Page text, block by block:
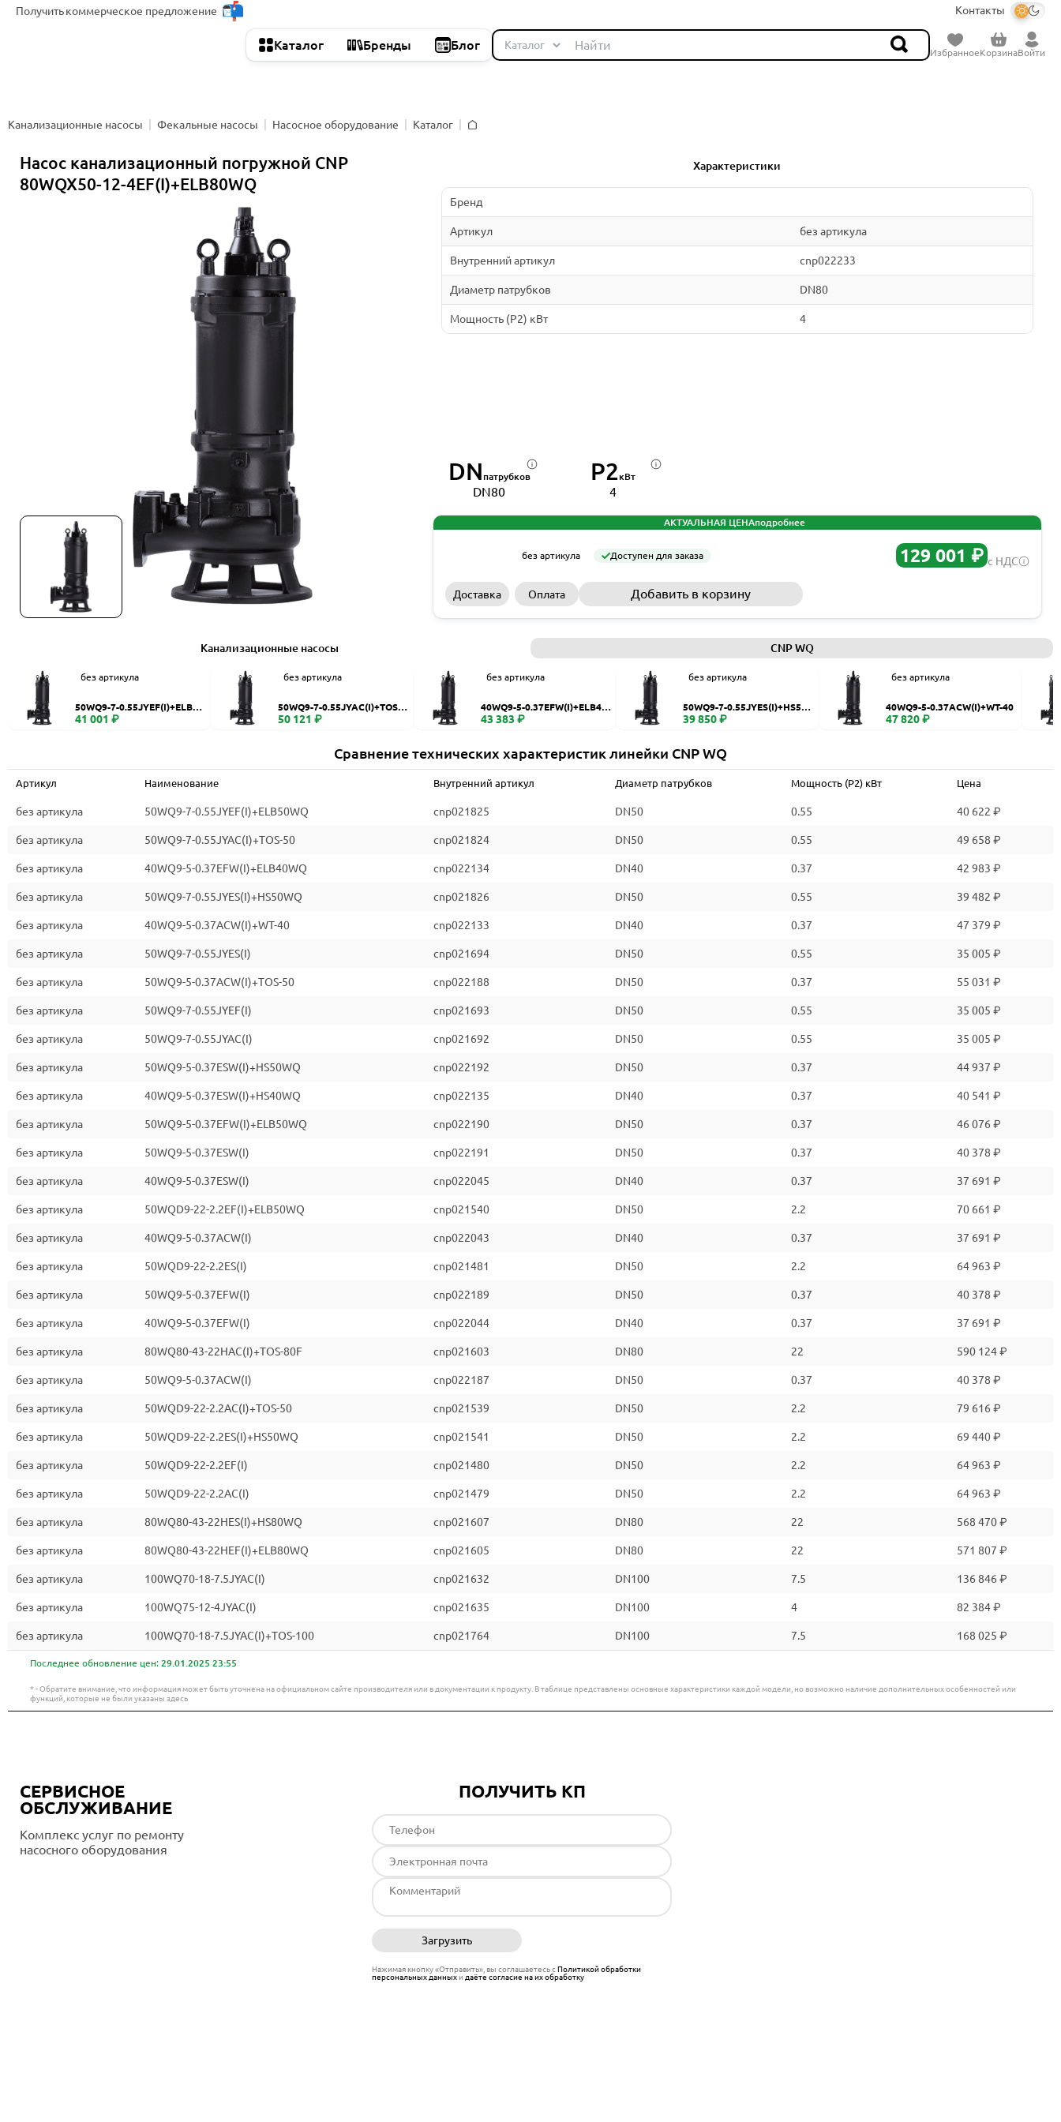
Получитькоммерческое предложение Контакты
Каталог Бренды Блог
ИзбранноеКорзинаВойти
Канализационные насосы Фекальные насосы Насосное оборудование
Каталог
Насос канализационный погружной CNP
80WQX50-12-4EF(I)+ELB80WQ
Характеристики
Бренд
Артикул без артикула
Внутренний артикул cnp022233
Диаметр патрубков DN80
Мощность (P2) кВт 4
DN патрубков
DN80
P2кВт
4
АКТУАЛЬНАЯ ЦЕНАподробнее
без артикула Доступен для заказа 129 001 ₽ с НДС
Доставка Оплата Добавить в корзину
Канализационные насосы CNP WQ
без артикула
50WQ9-7-0.55JYEF(I)+ELB50
WQ
41 001 ₽
без артикула
50WQ9-7-0.55JYAC(I)+TOS-5
0
50 121 ₽
без артикула
40WQ9-5-0.37EFW(I)+ELB40
WQ
43 383 ₽
без артикула
50WQ9-7-0.55JYES(I)+HS50
WQ
39 850 ₽
без артикула
40WQ9-5-0.37ACW(I)+WT-40
47 820 ₽
Сравнение технических характеристик линейки CNP WQ
Артикул Наименование Внутренний артикул Диаметр патрубков Мощность (P2) кВт Цена
без артикула 50WQ9-7-0.55JYEF(I)+ELB50WQ cnp021825 DN50 0.55 40 622 ₽
без артикула 50WQ9-7-0.55JYAC(I)+TOS-50 cnp021824 DN50 0.55 49 658 ₽
без артикула 40WQ9-5-0.37EFW(I)+ELB40WQ cnp022134 DN40 0.37 42 983 ₽
без артикула 50WQ9-7-0.55JYES(I)+HS50WQ cnp021826 DN50 0.55 39 482 ₽
без артикула 40WQ9-5-0.37ACW(I)+WT-40 cnp022133 DN40 0.37 47 379 ₽
без артикула 50WQ9-7-0.55JYES(I) cnp021694 DN50 0.55 35 005 ₽
без артикула 50WQ9-5-0.37ACW(I)+TOS-50 cnp022188 DN50 0.37 55 031 ₽
без артикула 50WQ9-7-0.55JYEF(I) cnp021693 DN50 0.55 35 005 ₽
без артикула 50WQ9-7-0.55JYAC(I) cnp021692 DN50 0.55 35 005 ₽
без артикула 50WQ9-5-0.37ESW(I)+HS50WQ cnp022192 DN50 0.37 44 937 ₽
без артикула 40WQ9-5-0.37ESW(I)+HS40WQ cnp022135 DN40 0.37 40 541 ₽
без артикула 50WQ9-5-0.37EFW(I)+ELB50WQ cnp022190 DN50 0.37 46 076 ₽
без артикула 50WQ9-5-0.37ESW(I) cnp022191 DN50 0.37 40 378 ₽
без артикула 40WQ9-5-0.37ESW(I) cnp022045 DN40 0.37 37 691 ₽
без артикула 50WQD9-22-2.2EF(I)+ELB50WQ cnp021540 DN50 2.2 70 661 ₽
без артикула 40WQ9-5-0.37ACW(I) cnp022043 DN40 0.37 37 691 ₽
без артикула 50WQD9-22-2.2ES(I) cnp021481 DN50 2.2 64 963 ₽
без артикула 50WQ9-5-0.37EFW(I) cnp022189 DN50 0.37 40 378 ₽
без артикула 40WQ9-5-0.37EFW(I) cnp022044 DN40 0.37 37 691 ₽
без артикула 80WQ80-43-22HAC(I)+TOS-80F cnp021603 DN80 22 590 124 ₽
без артикула 50WQ9-5-0.37ACW(I) cnp022187 DN50 0.37 40 378 ₽
без артикула 50WQD9-22-2.2AC(I)+TOS-50 cnp021539 DN50 2.2 79 616 ₽
без артикула 50WQD9-22-2.2ES(I)+HS50WQ cnp021541 DN50 2.2 69 440 ₽
без артикула 50WQD9-22-2.2EF(I) cnp021480 DN50 2.2 64 963 ₽
без артикула 50WQD9-22-2.2AC(I) cnp021479 DN50 2.2 64 963 ₽
без артикула 80WQ80-43-22HES(I)+HS80WQ cnp021607 DN80 22 568 470 ₽
без артикула 80WQ80-43-22HEF(I)+ELB80WQ cnp021605 DN80 22 571 807 ₽
без артикула 100WQ70-18-7.5JYAC(I) cnp021632 DN100 7.5 136 846 ₽
без артикула 100WQ75-12-4JYAC(I) cnp021635 DN100 4 82 384 ₽
без артикула 100WQ70-18-7.5JYAC(I)+TOS-100 cnp021764 DN100 7.5 168 025 ₽
Последнее обновление цен: 29.01.2025 23:55
* - Обратите внимание, что информация может быть уточнена на официальном сайте производителя или в документации к продукту. В таблице представлены основные характеристики каждой модели, но возможно наличие дополнительных особенностей или
функций, которые не были указаны здесь
СЕРВИСНОЕ
ОБСЛУЖИВАНИЕ
Комплекс услуг по ремонту
насосного оборудования
ПОЛУЧИТЬ КП
Загрузить
Нажимая кнопку «Отправить», вы соглашаетесь сПолитикой обработки
персональных данныхи даёте согласие на их обработку